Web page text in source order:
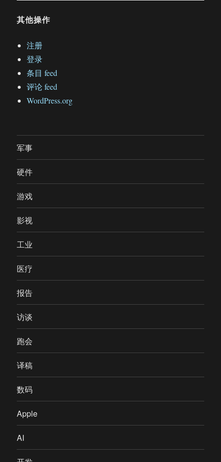
其他操作
注册
登录
条目 feed
评论 feed
WordPress.org
军事
硬件
游戏
影视
工业
医疗
报告
访谈
跑会
译稿
数码
Apple
AI